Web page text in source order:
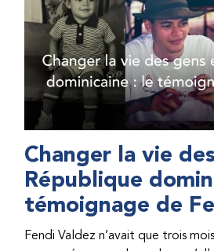
Changer la vie
République
témoignage de
Fendi Valdez n’avait que trois